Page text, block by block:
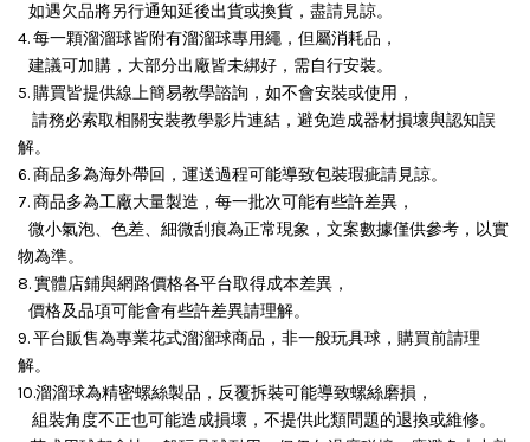
如遇欠品將另行通知延後出貨或換貨，盡請見諒。
4. 每一顆溜溜球皆附有溜溜球專用繩，但屬消耗品，
建議可加購，大部分出廠皆未綁好，需自行安裝。
5. 購買皆提供線上簡易教學諮詢，如不會安裝或使用，
請務必索取相關安裝教學影片連結，避免造成器材損壞與認知誤
解。
6. 商品多為海外帶回，運送過程可能導致包裝瑕疵請見諒。
7. 商品多為工廠大量製造，每一批次可能有些許差異，
微小氣泡、色差、細微刮痕為正常現象，文案數據僅供參考，以實
物為準。
8. 實體店鋪與網路價格各平台取得成本差異，
價格及品項可能會有些許差異請理解。
9. 平台販售為專業花式溜溜球商品，非一般玩具球，購買前請理
解。
10.溜溜球為精密螺絲製品，反覆拆裝可能導致螺絲磨損，
組裝角度不正也可能造成損壞， 不提供此類問題的退換或維修。